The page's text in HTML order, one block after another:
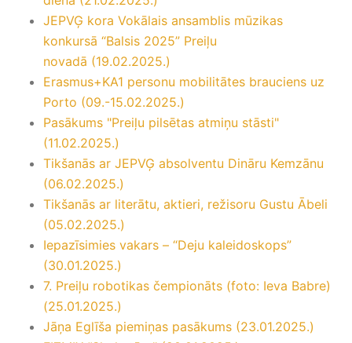
JEPVĢ kora Vokālais ansamblis mūzikas
konkursā “Balsis 2025” Preiļu
novadā (19.02.2025.)
Erasmus+KA1 personu mobilitātes brauciens uz
Porto (09.-15.02.2025.)
Pasākums "Preiļu pilsētas atmiņu stāsti"
(11.02.2025.)
Tikšanās ar JEPVĢ absolventu Dināru Kemzānu
(06.02.2025.)
Tikšanās ar literātu, aktieri, režisoru Gustu Ābeli
(05.02.2025.)
Iepazīsimies vakars – “Deju kaleidoskops”
(30.01.2025.)
7. Preiļu robotikas čempionāts (foto: Ieva Babre)
(25.01.2025.)
Jāņa Eglīša piemiņas pasākums (23.01.2025.)